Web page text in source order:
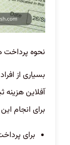
نحوه پرداخت
بسیاری از
آفلاین هزینه
برای انجام